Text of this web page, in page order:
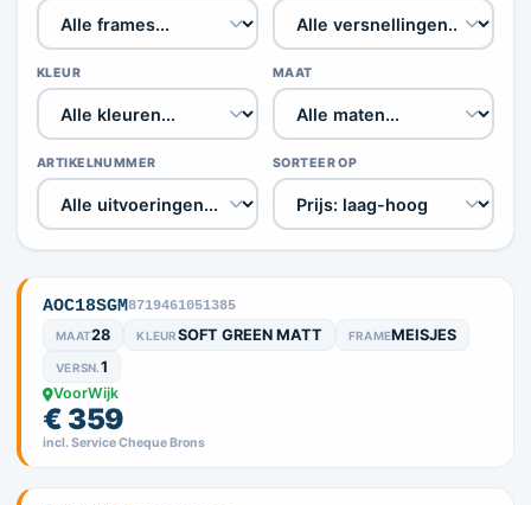
KLEUR MAAT
ARTIKELNUMMER SORTEER OP
AOC18SGM8719461051385
MAAT28 KLEURSOFT GREEN MATT FRAMEMEISJES
VERSN.1
VoorWijk
€ 359
incl. Service Cheque Brons